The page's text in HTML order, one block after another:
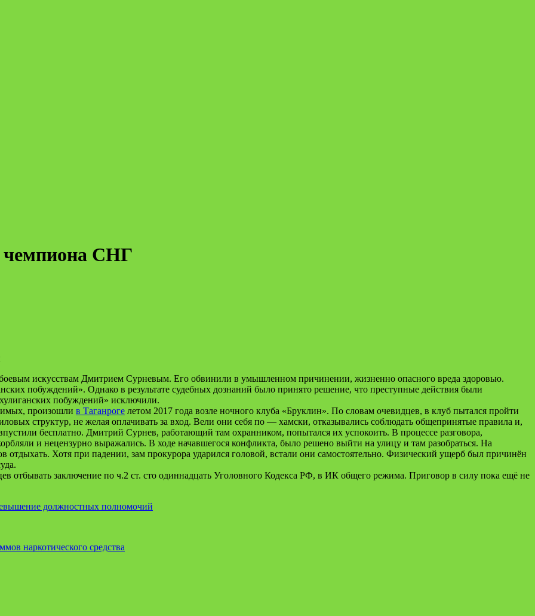
чемпиона СНГ
искусствам Дмитрием Сурневым. Его обвинили в умышленном причинении, жизненно опасного вреда здоровью.
побуждений». Однако в результате судебных дознаний было принято решение, что преступные действия были
побуждений» исключили.
произошли в Таганроге летом 2017 года возле ночного клуба «Бруклин». По словам очевидцев, в клуб пытался пройти
структур, не желая оплачивать за вход. Вели они себя по — хамски, отказывались соблюдать общепринятые правила и,
бесплатно. Дмитрий Сурнев, работающий там охранником, попытался их успокоить. В процессе разговора,
и нецензурно выражались. В ходе начавшегося конфликта, было решено выйти на улицу и там разобраться. На
отдыхать. Хотя при падении, зам прокурора ударился головой, встали они самостоятельно. Физический ущерб был причинён
отбывать заключение по ч.2 ст. сто одиннадцать Уголовного Кодекса РФ, в ИК общего режима. Приговор в силу пока ещё не
должностных полномочий
наркотического средства